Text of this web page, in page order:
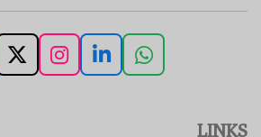
X
I
L
W
LINKS